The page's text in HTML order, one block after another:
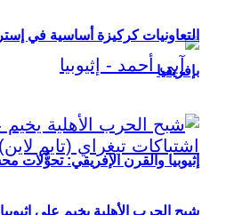
إثيوبيا والقرن الإفريقي: تحوُّلات
التعاونيات كركيزة أساسية في
بإفريقيا
شبح الحرب الأهلية يخيم على